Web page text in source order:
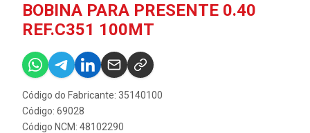
BOBINA PARA PRESENTE 0.40
REF.C351 100MT
Código do Fabricante: 35140100
Código: 69028
Código NCM: 48102290